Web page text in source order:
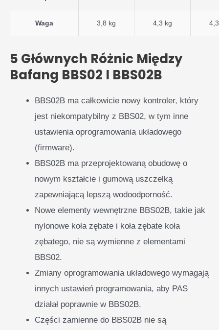
Waga 3,8 kg 4,3 kg
5 Głównych Różnic Między
Bafang BBS02 I BBS02B
BBS02B ma całkowicie nowy kontroler, który
jest niekompatybilny z BBS02, w tym inne
ustawienia oprogramowania układowego
(firmware).
BBS02B ma przeprojektowaną obudowę o
nowym kształcie i gumową uszczelką
zapewniającą lepszą wodoodporność.
Nowe elementy wewnętrzne BBS02B, takie jak
nylonowe koła zębate i koła zębate koła
zębatego, nie są wymienne z elementami
BBS02.
Zmiany oprogramowania układowego wymagają
innych ustawień programowania, aby PAS
działał poprawnie w BBS02B.
Części zamienne do BBS02B nie są